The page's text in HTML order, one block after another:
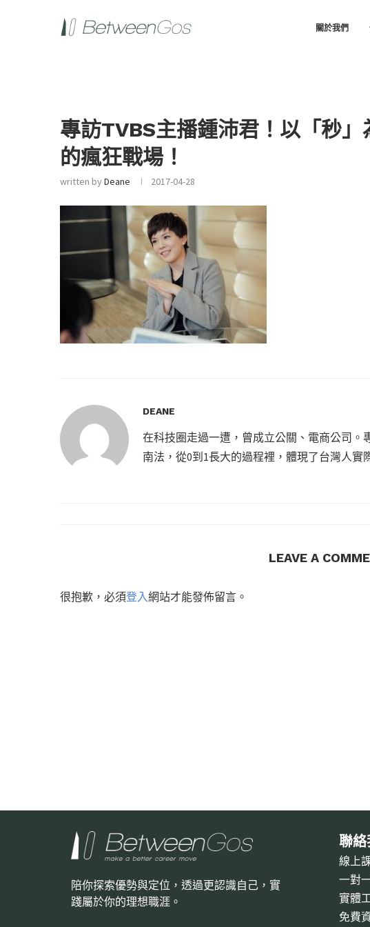
關於我們
專訪TVBS主播鍾沛君！以「秒
的瘋狂戰場！
written byDeane 2017-04-28
DEANE
在科技圈走過一遭，曾成立公關、電商公司
南法，從0到1長大的過程裡，體現了台灣人實
LEAVE A
很抱歉，必須登入網站才能發佈留言。
陪你探索優勢與定位，透過更認識自己，實
踐屬於你的理想職涯。
聯
線上
一對
實體
免費